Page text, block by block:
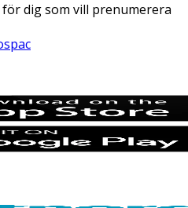
dig som vill prenumerera